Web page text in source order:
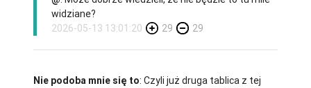
widziane?
2026-05-13 13:01:20
29 29
Nie podoba mnie się to: Czyli już druga tablica z tej